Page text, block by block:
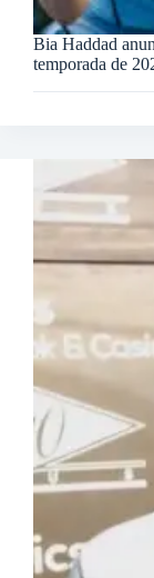
Bia Haddad
temporada de